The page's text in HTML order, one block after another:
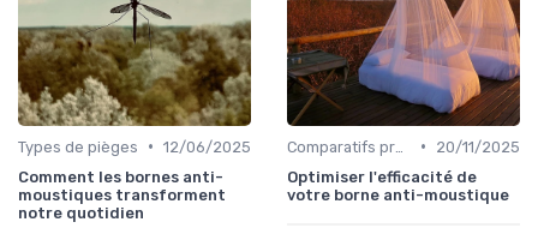
Types de pièges • 12/06/2025
Comment les bornes anti-
moustiques transforment
notre quotidien
•
20/11/2025
Optimiser l'efficacité de
votre borne anti-moustique